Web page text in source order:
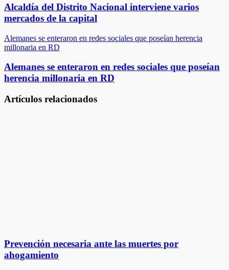
Alcaldía del Distrito Nacional interviene varios
mercados de la capital
Alemanes se enteraron en redes sociales que poseían herencia
millonaria en RD
Alemanes se enteraron en redes sociales que poseían
herencia millonaria en RD
Artículos relacionados
Prevención necesaria ante las muertes por
ahogamiento